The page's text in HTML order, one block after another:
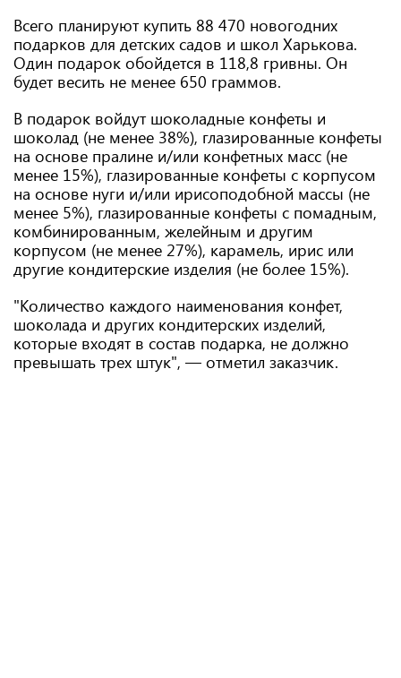
Всего планируют купить 88 470 новогодних
подарков для детских садов и школ Харькова.
Один подарок обойдется в 118,8 гривны. Он
будет весить не менее 650 граммов.
В подарок войдут шоколадные конфеты и
шоколад (не менее 38%), глазированные конфеты
на основе пралине и/или конфетных масс (не
менее 15%), глазированные конфеты с корпусом
на основе нуги и/или ирисоподобной массы (не
менее 5%), глазированные конфеты с помадным,
комбинированным, желейным и другим
корпусом (не менее 27%), карамель, ирис или
другие кондитерские изделия (не более 15%).
"Количество каждого наименования конфет,
шоколада и других кондитерских изделий,
которые входят в состав подарка, не должно
превышать трех штук", — отметил заказчик.